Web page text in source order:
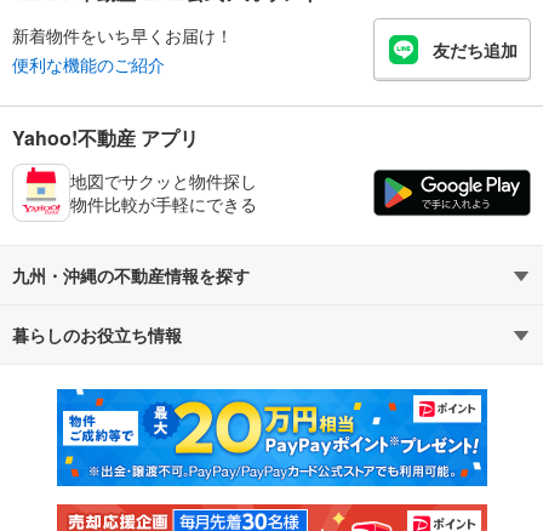
新着物件をいち早くお届け！
便利な機能のご紹介
友だち追加
Yahoo!不動産 アプリ
地図でサクッと物件探し
物件比較が手軽にできる
九州・沖縄の不動産情報を探す
不動産・住宅
新築マンション 中古マンション
新築一戸建て 中古一戸建て
暮らしのお役立ち情報
マンションカタログ 教えて！住まいの先生